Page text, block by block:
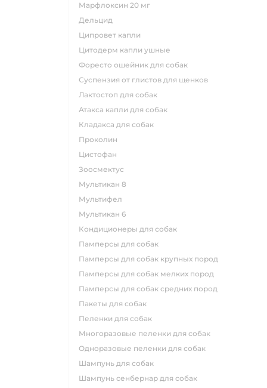
марфлоксин 20 мг
дельцид
ципровет капли
цитодерм капли ушные
форесто ошейник для собак
суспензия от глистов для щенков
лактостоп для собак
атакса капли для собак
кладакса для собак
проколин
цистофан
зоосмектус
мультикан 8
мультифел
мультикан 6
кондиционеры для собак
памперсы для собак
памперсы для собак крупных пород
памперсы для собак мелких пород
памперсы для собак средних пород
пакеты для собак
пеленки для собак
многоразовые пеленки для собак
одноразовые пеленки для собак
шампунь для собак
шампунь сенбернар для собак